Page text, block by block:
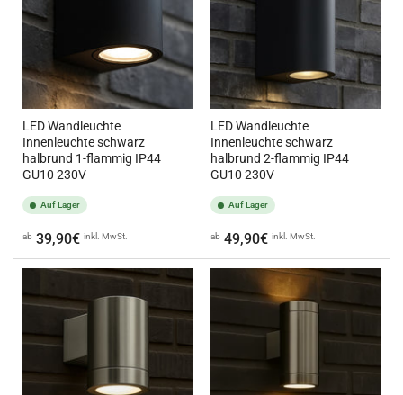
LED Wandleuchte
Innenleuchte schwarz
halbrund 1-flammig IP44
GU10 230V
Auf Lager
Normaler
Preis
ab 39,90€ inkl. MwSt.
LED Wandleuchte
Innenleuchte schwarz
halbrund 2-flammig IP44
GU10 230V
Auf Lager
Normaler
Preis
ab 49,90€ inkl. MwSt.